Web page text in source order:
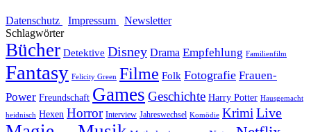
Datenschutz Impressum
Newsletter
Schlagwörter
Bücher Detektive Disney Drama Empfehlung Familienfilm
Fantasy Felicity Green Filme Folk Fotografie Frauen-
Power Freundschaft Games Geschichte Harry Potter Hausgemacht
heidnisch Hexen Horror Interview Jahreswechsel Komödie KrimiLive